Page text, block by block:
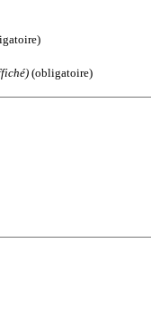
(obligatoire)